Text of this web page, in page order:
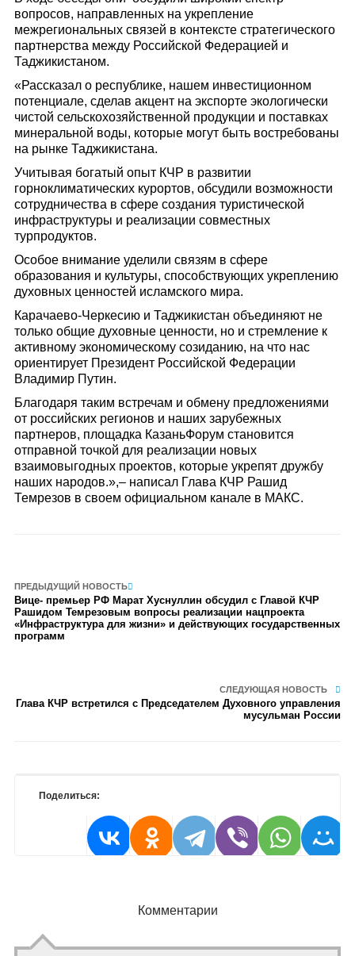
вопросов, направленных на укрепление
межрегиональных связей в контексте стратегического
партнерства между Российской Федерацией и
Таджикистаном.
«Рассказал о республике, нашем инвестиционном
потенциале, сделав акцент на экспорте экологически
чистой сельскохозяйственной продукции и поставках
минеральной воды, которые могут быть востребованы
на рынке Таджикистана.
Учитывая богатый опыт КЧР в развитии
горноклиматических курортов, обсудили возможности
сотрудничества в сфере создания туристической
инфраструктуры и реализации совместных
турпродуктов.
Особое внимание уделили связям в сфере
образования и культуры, способствующих укреплению
духовных ценностей исламского мира.
Карачаево-Черкесию и Таджикистан объединяют не
только общие духовные ценности, но и стремление к
активному экономическому созиданию, на что нас
ориентирует Президент Российской Федерации
Владимир Путин.
Благодаря таким встречам и обмену предложениями
от российских регионов и наших зарубежных
партнеров, площадка КазаньФорум становится
отправной точкой для реализации новых
взаимовыгодных проектов, которые укрепят дружбу
наших народов.»,– написал Глава КЧР Рашид
Темрезов в своем официальном канале в МАКС.
ПРЕДЫДУЩИЙ НОВОСТЬ
Вице- премьер РФ Марат Хуснуллин обсудил с Главой КЧР
Рашидом Темрезовым вопросы реализации нацпроекта
«Инфраструктура для жизни» и действующих государственных
программ
СЛЕДУЮЩАЯ НОВОСТЬ
Глава КЧР встретился с Председателем Духовного управления
мусульман России
Поделиться:
Комментарии